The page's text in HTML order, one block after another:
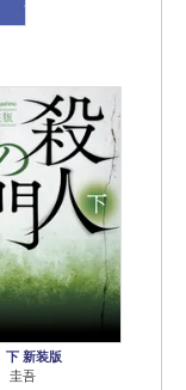
新装版
圭吾